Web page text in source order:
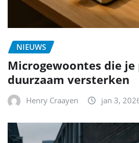
NIEUWS
Microgewoontes die
duurzaam versterken
Henry Craayen jan 3,